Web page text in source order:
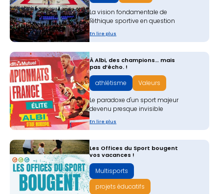
La vision fondamentale de
l'éthique sportive en question
En lire plus
À Albi, des champions… mais
pas d’écho. !
athlétisme Valeurs
Le paradoxe d'un sport majeur
devenu presque invisible
En lire plus
Les Offices du Sport bougent
vos vacances !
Multisports
projets éducatifs